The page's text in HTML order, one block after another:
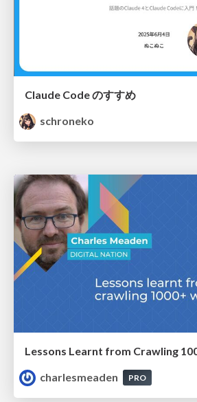
Claude Code のすすめ
schroneko
Lessons Learnt from Crawling
charlesmeaden
PRO